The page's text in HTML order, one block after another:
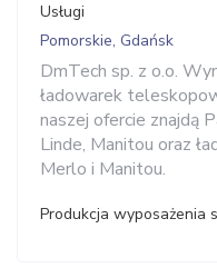
Usługi
Pomorskie, Gdańsk
DmTech sp. z o.o.
ładowarek
naszej ofercie znajdą
Linde, Manitou oraz
Merlo i Manitou.
Produkcja wyposażenia